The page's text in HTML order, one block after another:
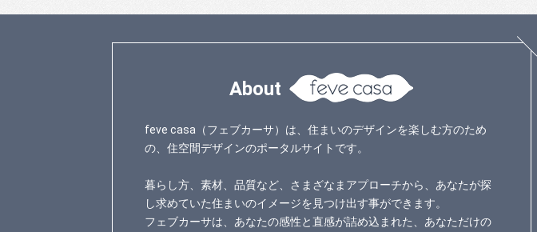
About
feve casa（フェブカーサ）は、住まいのデザインを楽しむ方のため
の、住空間デザインのポータルサイトです。
暮らし方、素材、品質など、さまざなまアプローチから、あなたが探
し求めていた住まいのイメージを見つけ出す事ができます。
フェブカーサは、あなたの感性と直感が詰め込まれた、あなただけの